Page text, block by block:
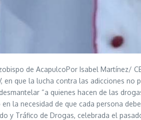
de AcapulcoPor Isabel
que la lucha contra las adicciones
“a quienes hacen de las
la necesidad de que cada persona
y Tráfico de Drogas, celebrada el